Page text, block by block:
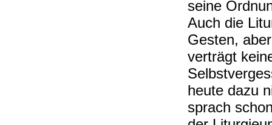
seine
Auch die
Gesten,
verträgt
heute dazu
sprach